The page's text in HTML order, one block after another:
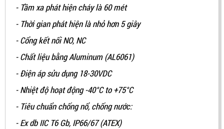
- Tầm xa phát hiện cháy là 60 mét
- Thời gian phát hiện là nhỏ hơn 5 giây
- Cổng kết nối NO, NC
- Chất liệu bằng Aluminum (AL6061)
- Điện áp sửu dụng 18-30VDC
- Nhiệt độ hoạt động -40°C to +75°C
- Tiêu chuẩn chống nổ, chống nước:
- Ex db IIC T6 Gb, IP66/67 (ATEX)